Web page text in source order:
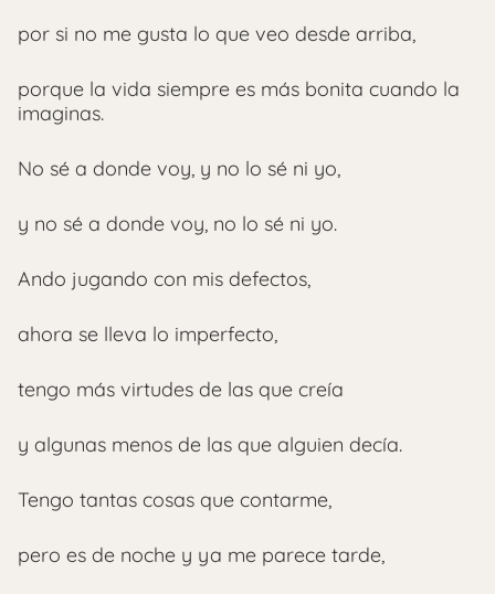
por si no me gusta lo que veo desde arriba,
porque la vida siempre es más bonita cuando la
imaginas.
No sé a donde voy, y no lo sé ni yo,
y no sé a donde voy, no lo sé ni yo.
Ando jugando con mis defectos,
ahora se lleva lo imperfecto,
tengo más virtudes de las que creía
y algunas menos de las que alguien decía.
Tengo tantas cosas que contarme,
pero es de noche y ya me parece tarde,